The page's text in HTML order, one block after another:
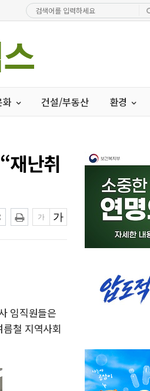
화 건설/부동산 환경
재난취
임직원들은
철 지역사회